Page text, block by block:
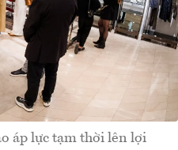
áp lực tạm thời lên lợi